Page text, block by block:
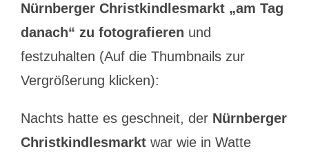
Nürnberger Christkindlesmarkt „am Tag
danach“ zu fotografieren und
festzuhalten (Auf die Thumbnails zur
Vergrößerung klicken):
Nachts hatte es geschneit, der Nürnberger
Christkindlesmarkt war wie in Watte